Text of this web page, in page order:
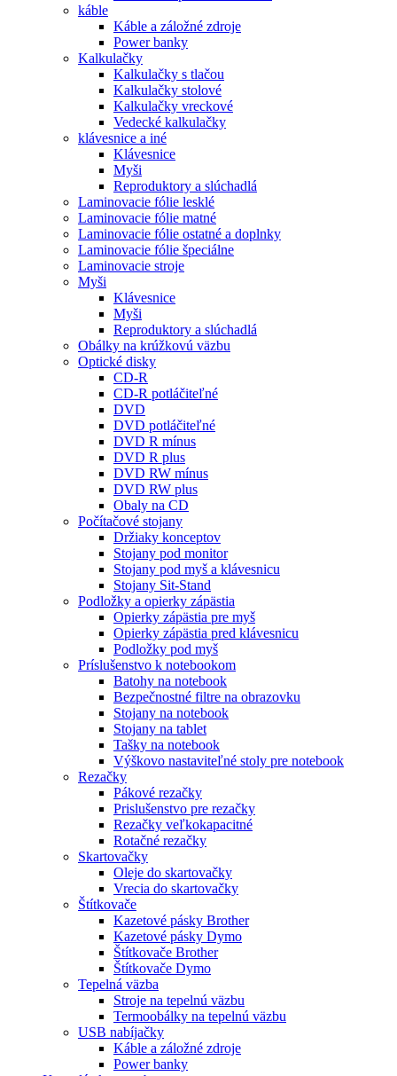
káble
Káble a záložné zdroje
Power banky
Kalkulačky
Kalkulačky s tlačou
Kalkulačky stolové
Kalkulačky vreckové
Vedecké kalkulačky
klávesnice a iné
Klávesnice
Myši
Reproduktory a slúchadlá
Laminovacie fólie lesklé
Laminovacie fólie matné
Laminovacie fólie ostatné a doplnky
Laminovacie fólie špeciálne
Laminovacie stroje
Myši
Klávesnice
Myši
Reproduktory a slúchadlá
Obálky na krúžkovú väzbu
Optické disky
CD-R
CD-R potláčiteľné
DVD
DVD potláčiteľné
DVD R mínus
DVD R plus
DVD RW mínus
DVD RW plus
Obaly na CD
Počítačové stojany
Držiaky konceptov
Stojany pod monitor
Stojany pod myš a klávesnicu
Stojany Sit-Stand
Podložky a opierky zápästia
Opierky zápästia pre myš
Opierky zápästia pred klávesnicu
Podložky pod myš
Príslušenstvo k notebookom
Batohy na notebook
Bezpečnostné filtre na obrazovku
Stojany na notebook
Stojany na tablet
Tašky na notebook
Výškovo nastaviteľné stoly pre notebook
Rezačky
Pákové rezačky
Prislušenstvo pre rezačky
Rezačky veľkokapacitné
Rotačné rezačky
Skartovačky
Oleje do skartovačky
Vrecia do skartovačky
Štítkovače
Kazetové pásky Brother
Kazetové pásky Dymo
Štítkovače Brother
Štítkovače Dymo
Tepelná väzba
Stroje na tepelnú väzbu
Termoobálky na tepelnú väzbu
USB nabíjačky
Káble a záložné zdroje
Power banky